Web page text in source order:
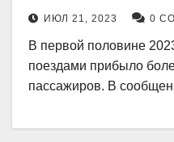
ИЮЛ 21, 2023 0
В первой половине
поездами прибыло
пассажиров. В